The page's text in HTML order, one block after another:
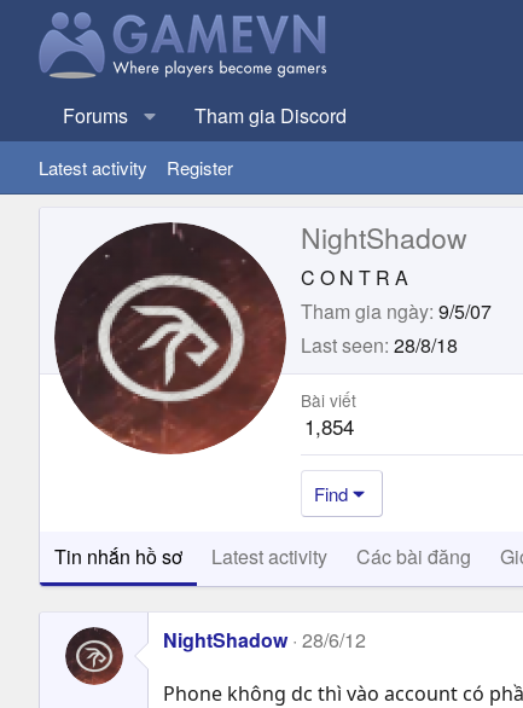
Forums Tham gia Discord
Latest activity Register
NightShadow
C O N T R A
Tham gia ngày 9/5/07
Last seen 28/8/18
Bài viết
1,854
Find
Tin nhắn hồ sơ Latest activity Các bài đăng
NightShadow 28/6/12
Phone không dc thì vào account có